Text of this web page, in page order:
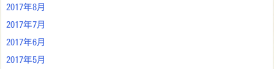
2017年8月
2017年7月
2017年6月
2017年5月